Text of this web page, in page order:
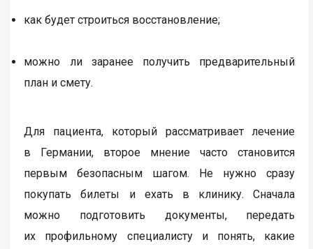
как будет строиться восстановление;
можно ли заранее получить предварительный
план и смету.
Для пациента, который рассматривает лечение
в Германии, второе мнение часто становится
первым безопасным шагом. Не нужно сразу
покупать билеты и ехать в клинику. Сначала
можно подготовить документы, передать
их профильному специалисту и понять, какие